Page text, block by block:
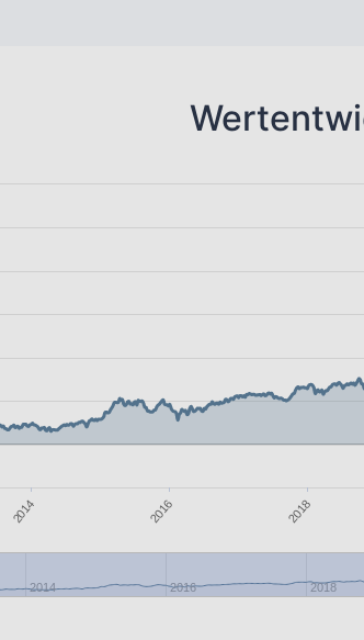
2014 2016 2018
2014 2016 2018